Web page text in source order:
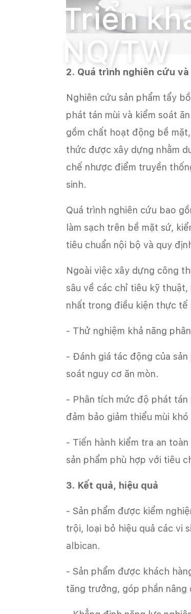
Triển
NQ/TW
2. Quá trình nghiên cứu
Nghiên cứu sản phẩm tẩy
phát tán mùi và kiểm soát
gồm chất hoạt động bề
thức được xây dựng nhằm
chế nhược điểm truyền
sinh.
Quá trình nghiên cứu bao
làm sạch trên bề mặt sứ,
tiêu chuẩn nội bộ và quy
Ngoài việc xây dựng công
sâu về các chỉ tiêu kỹ thuật,
nhất trong điều kiện thực
- Thử nghiệm khả năng
- Đánh giá tác động của
soát nguy cơ ăn mòn.
- Phân tích mức độ phát tán
đảm bảo giảm thiểu mùi
- Tiến hành kiểm tra an
sản phẩm phù hợp với tiêu
3. Kết quả, hiệu quả
- Sản phẩm được kiểm
trội, loại bỏ hiệu quả các vi
albican.
- Sản phẩm được khách
tăng trưởng, góp phần nâng